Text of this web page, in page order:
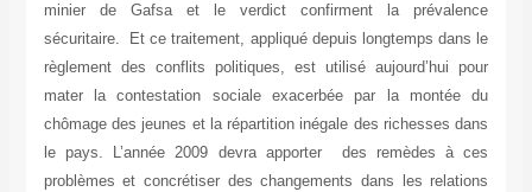
minier de Gafsa et le verdict confirment la prévalence
sécuritaire. Et ce traitement, appliqué depuis longtemps dans le
règlement des conflits politiques, est utilisé aujourd’hui pour
mater la contestation sociale exacerbée par la montée du
chômage des jeunes et la répartition inégale des richesses dans
le pays. L’année 2009 devra apporter des remèdes à ces
problèmes et concrétiser des changements dans les relations